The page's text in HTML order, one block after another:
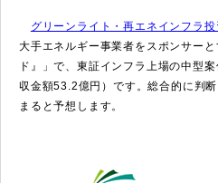
グリーンライト・再エネインフラ
大手エネルギー事業者をスポンサー
ド』」で、東証インフラ上場の中型
収金額53.2億円）です。総合的に判
まると予想します。